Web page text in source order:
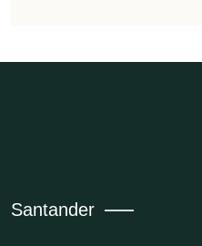
Santander